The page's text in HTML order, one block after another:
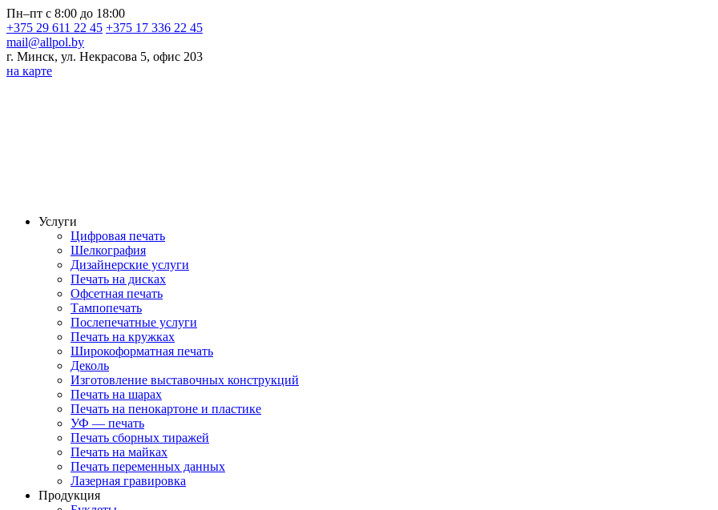
Пн–пт с 8:00 до 18:00
+375 29 611 22 45 +375 17 336 22 45
mail@allpol.by
г. Минск, ул. Некрасова 5, офис 203
на карте
Услуги
Цифровая печать
Шелкография
Дизайнерские услуги
Печать на дисках
Офсетная печать
Тампопечать
Послепечатные услуги
Печать на кружках
Широкоформатная печать
Деколь
Изготовление выставочных конструкций
Печать на шарах
Печать на пенокартоне и пластике
УФ — печать
Печать сборных тиражей
Печать на майках
Печать переменных данных
Лазерная гравировка
Продукция